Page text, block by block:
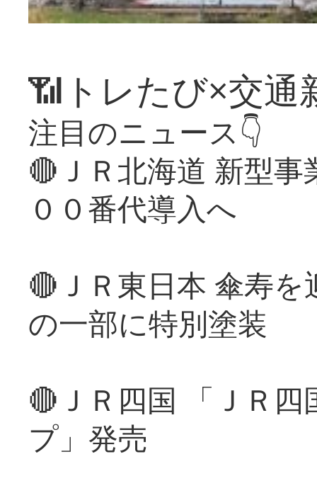
📶トレたび×交通
注目のニュース👇
🔴ＪＲ北海道 新型
００番代導入へ
🔴ＪＲ東日本 傘寿
の一部に特別塗装
🔴ＪＲ四国 「ＪＲ
プ」発売